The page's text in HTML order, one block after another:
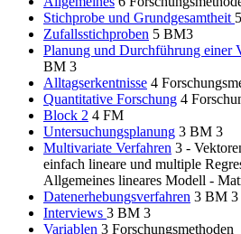
Stichprobe und Grundgesamtheit 5
Zufallsstichproben 5 BM3
Planung und Durchführung einer
BM 3
Alltagserkentnisse 4
Quantitative Forschung 4
Block 2 4 FM
Untersuchungsplanung 3 BM 3
Multivariate Verfahren 3 -
einfach lineare und multiple
Allgemeines lineares Modell -
Datenerhebungsverfahren 3 BM 3
Interviews 3 BM 3
Variablen 3 Forschungsmethoden